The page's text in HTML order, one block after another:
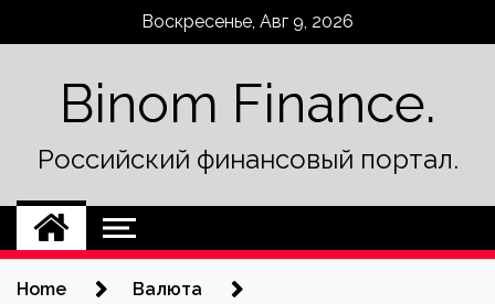
Воскресенье, Авг 9, 2026
Binom Finance.
Российский финансовый портал.
Home
Валюта